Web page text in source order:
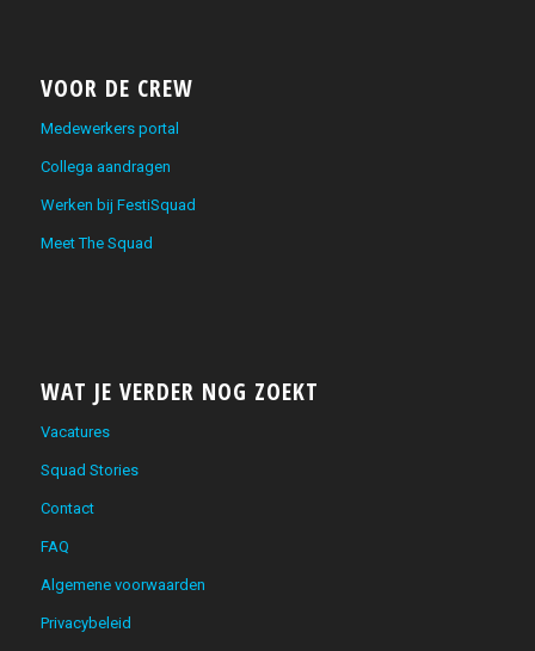
VOOR DE CREW
Medewerkers portal
Collega aandragen
Werken bij FestiSquad
Meet The Squad
WAT JE VERDER NOG ZOEKT
Vacatures
Squad Stories
Contact
FAQ
Algemene voorwaarden
Privacybeleid